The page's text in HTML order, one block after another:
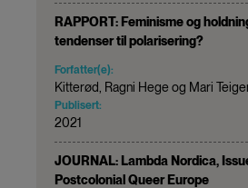
RAPPORT: Feminisme og
tendenser til polarisering?
Forfatter(e):
Kitterød, Ragni Hege og Mari
Publisert:
2021
JOURNAL: Lambda Nordica,
Postcolonial Queer Europe